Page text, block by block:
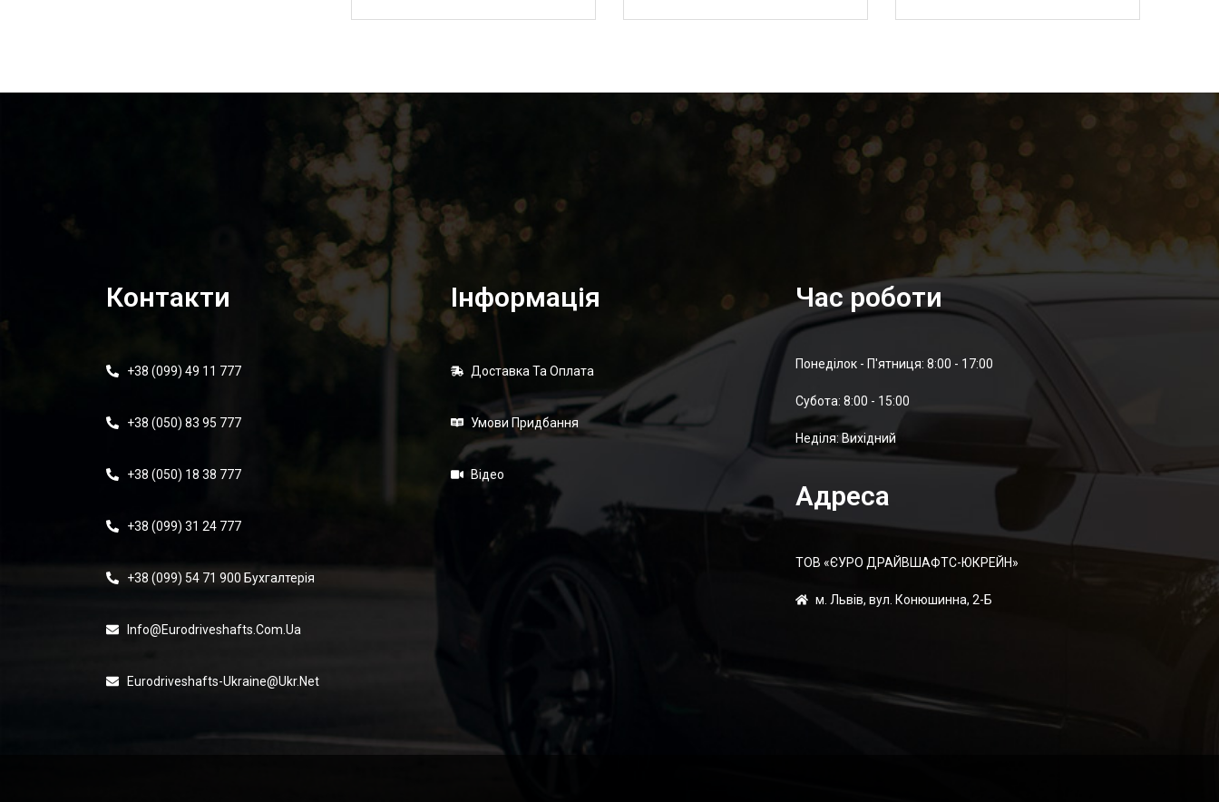
Контакти
+38 (099) 49 11 777
+38 (050) 83 95 777
+38 (050) 18 38 777
+38 (099) 31 24 777
+38 (099) 54 71 900 Бухгалтерія
Info@eurodriveshafts.com.ua
Eurodriveshafts-Ukraine@ukr.net
Інформація
Доставка Та Оплата
Умови Придбання
Відео
Час роботи
Понеділок - П'ятниця: 8:00 - 17:00
Суботa: 8:00 - 15:00
Неділя: Вихідний
Адреса
ТОВ «ЄУРО ДРАЙВШАФТC-ЮКРЕЙН»
м. Львів, вул. Конюшинна, 2-Б